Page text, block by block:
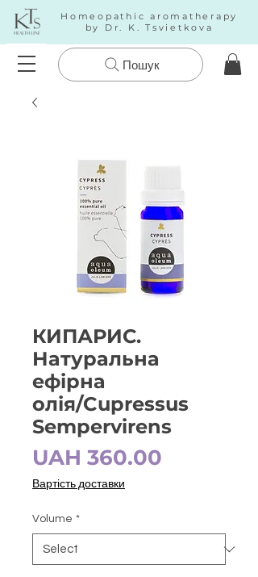
Homeopathic aromatherapy
by Dr. K. Tsvietkova
Пошук
КИПАРИС.
Натуральна
ефірна
олія/Cupressus
Sempervirens
UAH 360.00
Вартість доставки
Volume *